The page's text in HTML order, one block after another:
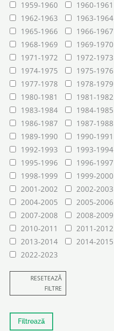
1959-1960
1960-1961
1962-1963
1963-1964
1965-1966
1966-1967
1968-1969
1969-1970
1971-1972
1972-1973
1974-1975
1975-1976
1977-1978
1978-1979
1980-1981
1981-1982
1983-1984
1984-1985
1986-1987
1987-1988
1989-1990
1990-1991
1992-1993
1993-1994
1995-1996
1996-1997
1998-1999
1999-2000
2001-2002
2002-2003
2004-2005
2005-2006
2007-2008
2008-2009
2010-2011
2011-2012
2013-2014
2014-2015
2022-2023
RESETEAZĂ
FILTRE